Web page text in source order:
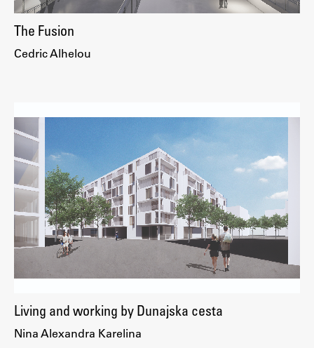
The Fusion
Cedric Alhelou
Living and working by Dunajska cesta
Nina Alexandra Karelina